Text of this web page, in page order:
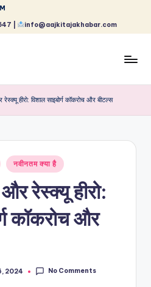
| info@aajkitajakhabar.com
हीरो: विशाल साइबोर्ग कॉकरोच और बीटल्स
नवीनतम क्या है
रेस्क्यू हीरो:
कॉकरोच और
2024 No Comments